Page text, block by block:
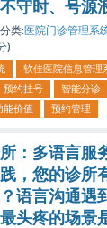
守时、号源
分类:医院门诊管理系
)
软佳医院信息管理
预约挂号
智能分诊
能价值 预约管理
：多语言服
，您的诊所
语言沟通遇
头疼的场景